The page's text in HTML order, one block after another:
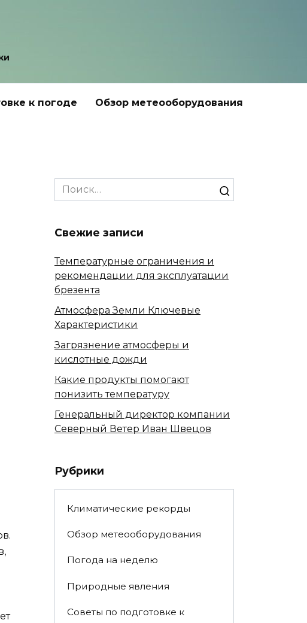
к погоде Обзор метеооборудования
Search
for:
Свежие записи
Температурные ограничения и
рекомендации для эксплуатации
брезента
Атмосфера Земли Ключевые
Характеристики
Загрязнение атмосферы и
кислотные дожди
Какие продукты помогают
понизить температуру
Генеральный директор компании
Северный Ветер Иван Швецов
Рубрики
Климатические рекорды
Обзор метеооборудования
Погода на неделю
Природные явления
Советы по подготовке к